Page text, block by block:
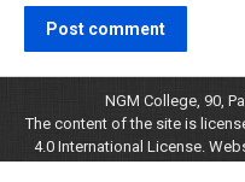
Post comment
NGM College, 90,
The content of the site is
4.0 International License.